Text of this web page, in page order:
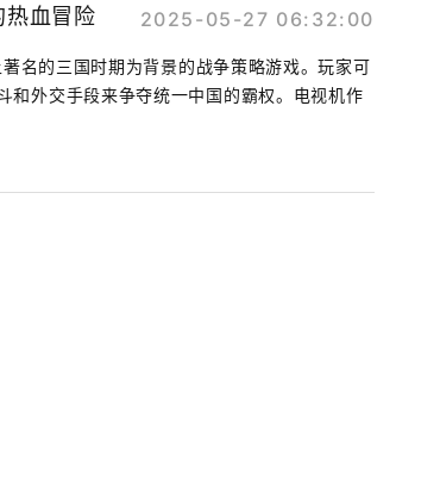
热血冒险 2025-05-27 06:32:00
名的三国时期为背景的战争策略游戏。玩家可
和外交手段来争夺统一中国的霸权。电视机作